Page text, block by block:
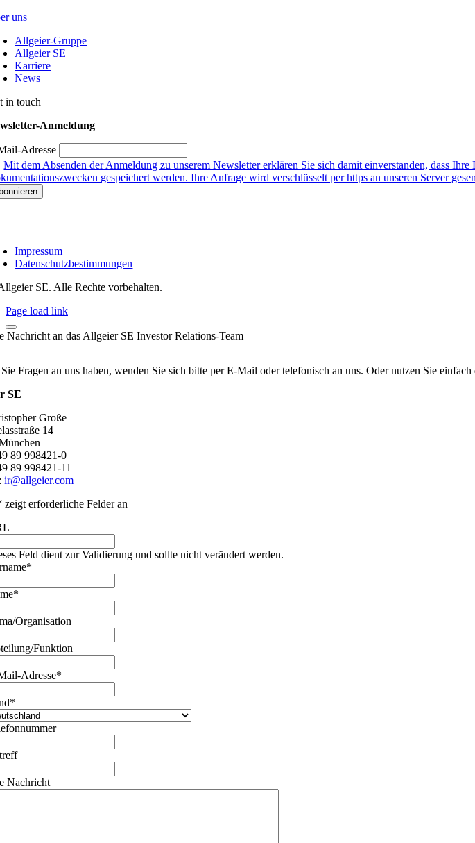
uns
Allgeier-Gruppe
Allgeier SE
Karriere
News
in touch
Anmeldung
Adresse
Mit dem Absenden der Anmeldung zu unserem Newsletter erklären Sie sich damit einverstanden, dass
gespeichert werden. Ihre Anfrage wird verschlüsselt per https an unseren Server
Impressum
Datenschutzbestimmungen
SE. Alle Rechte vorbehalten.
Page load link
Nachricht an das Allgeier SE Investor Relations-Team
Fragen an uns haben, wenden Sie sich bitte per E-Mail oder telefonisch an uns. Oder nutzen Sie
SE
Große
14
89 998421-0
89 998421-11
ir@allgeier.com
zeigt erforderliche Felder an
Feld dient zur Validierung und sollte nicht verändert werden.
*
*
Organisation
Funktion
Adresse*
*
Nachricht